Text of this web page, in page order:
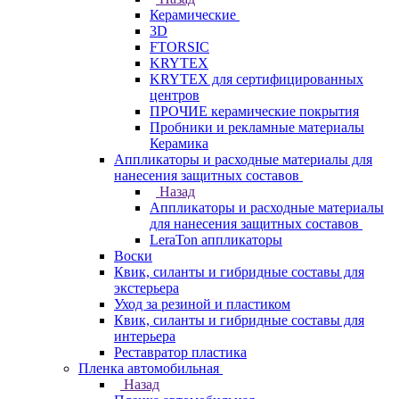
Керамические
3D
FTORSIC
KRYTEX
KRYTEX для сертифицированных
центров
ПРОЧИЕ керамические покрытия
Пробники и рекламные материалы
Керамика
Аппликаторы и расходные материалы для
нанесения защитных составов
Назад
Аппликаторы и расходные материалы
для нанесения защитных составов
LeraTon аппликаторы
Воски
Квик, силанты и гибридные составы для
экстерьера
Уход за резиной и пластиком
Квик, силанты и гибридные составы для
интерьера
Реставратор пластика
Пленка автомобильная
Назад